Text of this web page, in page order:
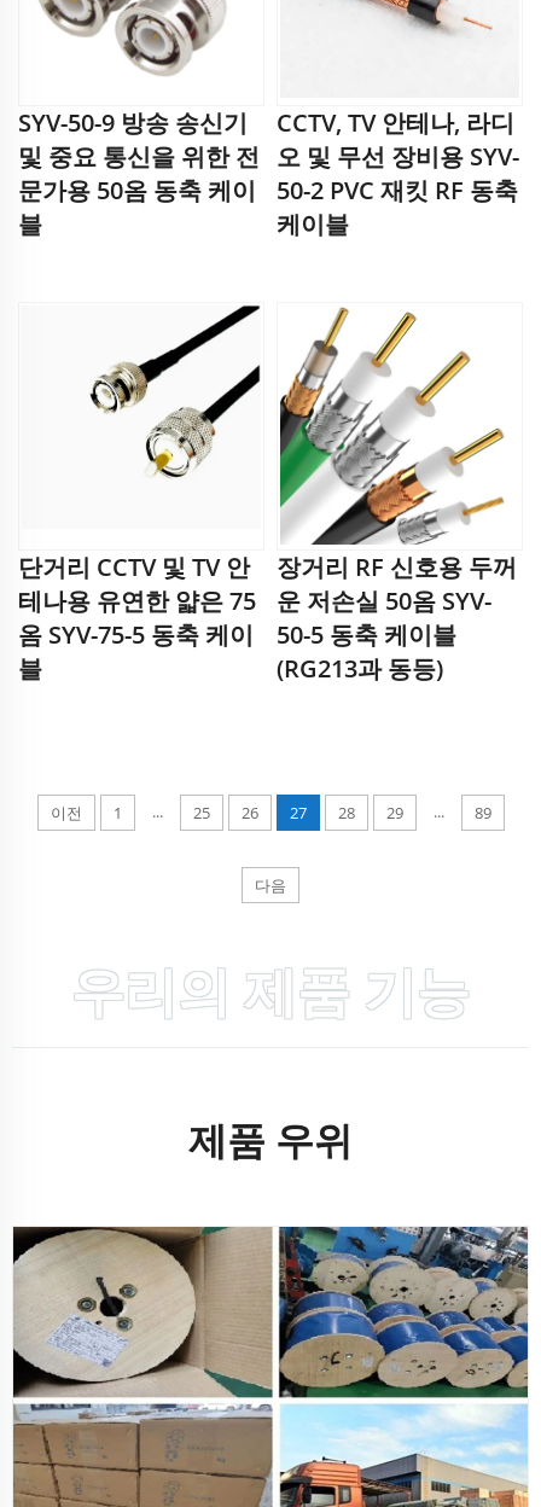
SYV-50-9 방송 송신기
및 중요 통신을 위한 전
문가용 50옴 동축 케이
블
CCTV, TV 안테나, 라디
오 및 무선 장비용 SYV-
50-2 PVC 재킷 RF 동축
케이블
단거리 CCTV 및 TV 안
테나용 유연한 얇은 75
옴 SYV-75-5 동축 케이
블
장거리 RF 신호용 두꺼
운 저손실 50옴 SYV-
50-5 동축 케이블
(RG213과 동등)
이전 1 ... 25 26 27 28 29 ... 89
다음
우리의 제품 기능
제품 우위